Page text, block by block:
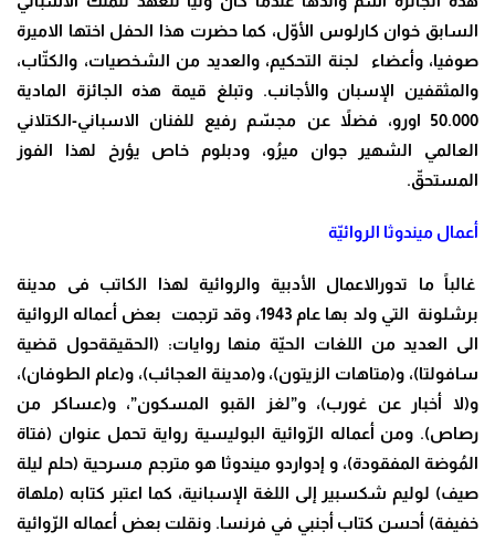
السابق خوان كارلوس الأوّل، كما حضرت هذا الحفل اختها الاميرة
صوفيا، وأعضاء لجنة التحكيم، والعديد من الشخصيات، والكتّاب،
والمثقفين الإسبان والأجانب. وتبلغ قيمة هذه الجائزة المادية
50.000 اورو، فضلاً عن مجسّم رفيع للفنان الاسباني-الكتلاني
العالمي الشهير جوان ميرُو، ودبلوم خاص يؤرخ لهذا الفوز
المستحقّ.
أعمال ميندوثا الروائيّة
غالباً ما تدورالاعمال الأدبية والروائية لهذا الكاتب فى مدينة
برشلونة التي ولد بها عام 1943، وقد ترجمت بعض أعماله الروائية
الى العديد من اللغات الحيّة منها روايات: (الحقيقةحول قضية
سافولتا)، و(متاهات الزيتون)، و(مدينة العجائب)، و(عام الطوفان)،
و(لا أخبار عن غورب)، و”لغز القبو المسكون”، و(عساكر من
رصاص). ومن أعماله الرّوائية البوليسية رواية تحمل عنوان (فتاة
المُوضة المفقودة)، و إدواردو ميندوثا هو مترجم مسرحية (حلم ليلة
صيف) لوليم شكسبير إلى اللغة الإسبانية، كما اعتبر كتابه (ملهاة
خفيفة) أحسن كتاب أجنبي في فرنسا. ونقلت بعض أعماله الرّوائية